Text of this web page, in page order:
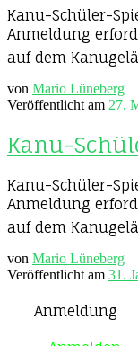
Kanu-Schüler-
Anmeldung
auf dem
von Mario Lüneberg
Veröffentlicht am 27.
Kanu-
Kanu-Schüler-
Anmeldung
auf dem
von Mario Lüneberg
Veröffentlicht am 31.
Anmeldung